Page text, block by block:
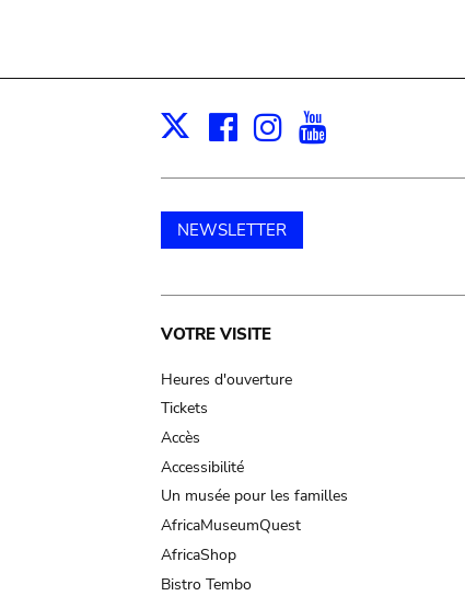
X Facebook
Instagram
NEWSLETTER
Main
navigation
VOTRE VISITE
Heures d'ouverture
Tickets
Accès
Accessibilité
Un musée pour les familles
AfricaMuseumQuest
AfricaShop
Bistro Tembo